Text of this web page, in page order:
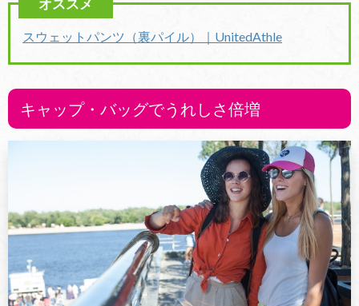
スウェットパンツ（裏パイル）｜ UnitedAthle
キャップ・バッグでうれしさ倍増